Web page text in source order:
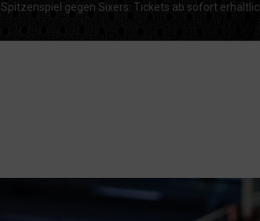
Spitzenspiel gegen Sixers: Tickets ab sofort